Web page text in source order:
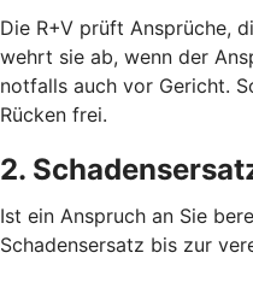
Die R+V prüft Ansprüche,
wehrt sie ab, wenn der
notfalls auch vor Gericht.
Rücken frei.
2.
Ist ein Anspruch an Sie
Schadensersatz bis zur